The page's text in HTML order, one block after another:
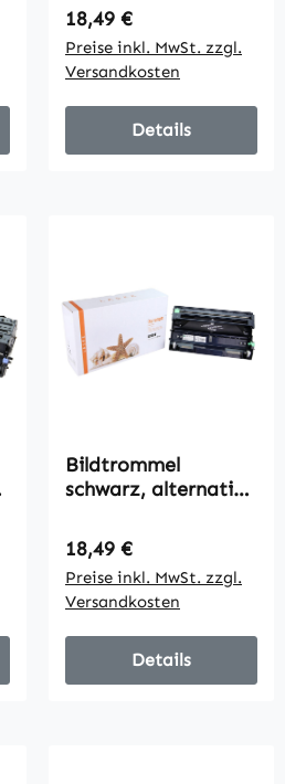
15000 Seiten
Regulärer Preis:
18,49 €
Preise inkl. MwSt. zzgl.
Versandkosten
Details
Bildtrommel
schwarz, alternativ
25000 Seiten
Regulärer Preis:
18,49 €
Preise inkl. MwSt. zzgl.
Versandkosten
Details